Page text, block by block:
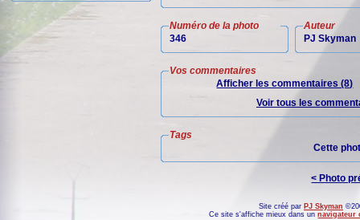
Numéro de la photo
346
Auteur
PJ Skyman
Vos commentaires
Afficher les commentaires (8)
Voir tous les
Tags
Cette
< Photo
Site créé par PJ Skyman
Ce site s'affiche mieux dans unnavigateur